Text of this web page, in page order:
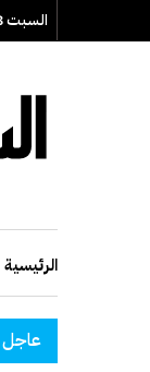
السبت 08 أغسطس 2026
الرئيسية
عاجلنجران السعودية